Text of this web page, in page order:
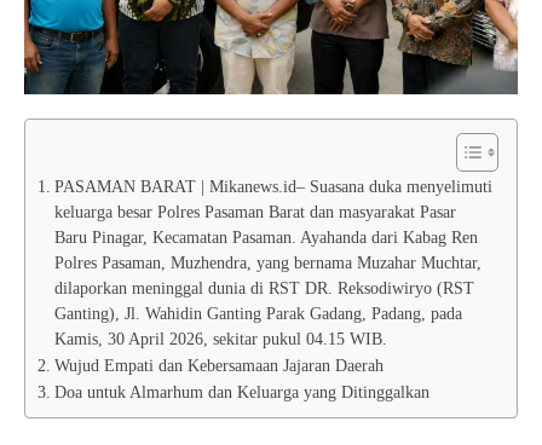
PASAMAN BARAT | Mikanews.id– Suasana duka menyelimuti
keluarga besar Polres Pasaman Barat dan masyarakat Pasar
Baru Pinagar, Kecamatan Pasaman. Ayahanda dari Kabag Ren
Polres Pasaman, Muzhendra, yang bernama Muzahar Muchtar,
dilaporkan meninggal dunia di RST DR. Reksodiwiryo (RST
Ganting), Jl. Wahidin Ganting Parak Gadang, Padang, pada
Kamis, 30 April 2026, sekitar pukul 04.15 WIB.
Wujud Empati dan Kebersamaan Jajaran Daerah
Doa untuk Almarhum dan Keluarga yang Ditinggalkan